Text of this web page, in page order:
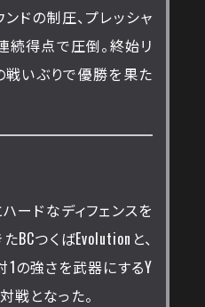
ドの制圧、プレッシャ
続得点で圧倒。終始リ
いぶりで優勝を果た
ードなディフェンスを
BCつくばEvolutionと、
1の強さを武器にするY
戦となった。